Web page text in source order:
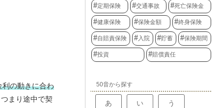
の動きに合わ
まり途中で契
定期保険 交通事故 死亡保険金
健康保険 保険金額 終身保険
自賠責保険 入院 貯蓄 保険期間
投資 賠償責任
50音から探す
あ い う